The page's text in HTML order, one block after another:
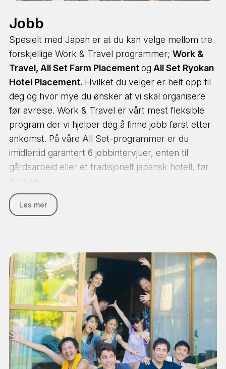
Gode engelskkunnskaper er en fordel
Du kan velge mellom 3 ulike programmer i Japan
-Work & Travel Standard, All Set Farm
Placementog All Set Ryokan Hotel Placement !
Gjennom våre Work & Travel programmer
ankommer du først Tokyo. De fleste begynner
med et 4 ukers språkkurs for å gjøre jobbsøkingen
enklest mulig. Du vil dessuten få mye informasjon
om jobbsøkeprosessen og hjelp til å finne akkurat
den jobben som passer best for deg, basert på
For en myk start på oppholdet, inkluderer alle våre
programdeltakere. Her vil det blant annet bli holdt
et orienteringsmøte der du får gode råd i forhold til
jobbsøkeprosessen, og informasjon om praktiske
forhold rundt det å jobbe i Japan. Ved å reise
gjennom et Work & Travel program vil du merke
tryggheten i å ha en organisasjon i ryggen og som
er der når du har behov for hjelp og råd underveis.
Jobb
Spesielt med Japan er at du kan velge mellom tre
forskjellige Work & Travel programmer; Work &
Travel, All Set Farm Placementog All Set Ryokan
Hotel Placement. Hvilket du velger er helt opp til
deg og hvor mye du ønsker at vi skal organisere
før avreise. Work & Travel er vårt mest fleksible
program der vi hjelper deg å finne jobb først etter
ankomst. På våre All Set-programmer er du
imidlertid garantert 6 jobbintervjuer, enten til
gårdsarbeid eller et tradisjonelt japansk hotell, før
avreise.
Uavhengig av hvilket program du velger,
om skattekort, bankkonto, hjelp til å oversette CV
og søknad til japansk, hjelp til å fylle ut et
'recidency card' og vil få andre praktiske tips og
råd rundt jobbsøkeprosessen.
Work & Travel Standard
I løpet av de neste dagene vil vår partner ta deg
med til et jobbsenter - altså et vikarbyrå som
Les mer